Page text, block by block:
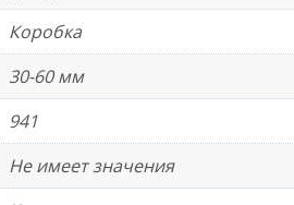
Коробка
30-60 мм
941
Не имеет значения